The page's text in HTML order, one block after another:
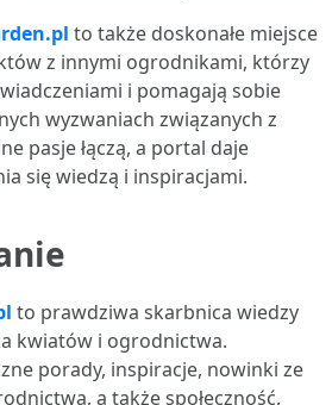
to także doskonałe miejsce
z innymi ogrodnikami, którzy
i pomagają sobie
wyzwaniach związanych z
pasje łączą, a portal daje
się wiedzą i inspiracjami.
to prawdziwa skarbnica wiedzy
kwiatów i ogrodnictwa.
porady, inspiracje, nowinki ze
a także społeczność,